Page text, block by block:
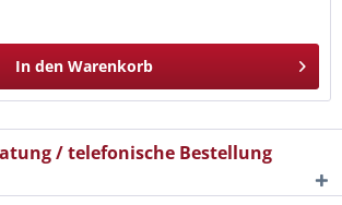
In den Warenkorb
/ telefonische Bestellung